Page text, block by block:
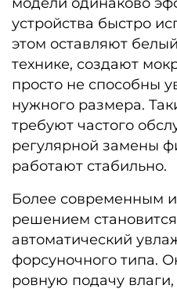
устройства быстро
этом оставляют
технике, создают
просто не способны
нужного размера.
требуют частого
регулярной замены
работают стабильно.
Более современным
решением
автоматический
форсуночного типа.
ровную подачу влаги,